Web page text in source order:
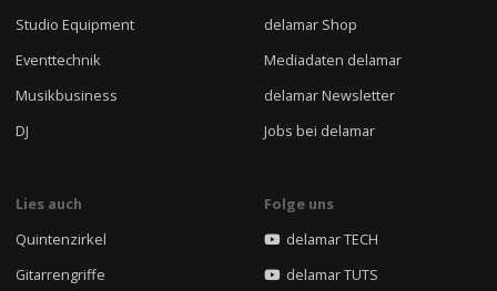
Studio Equipment
Eventtechnik
Musikbusiness
DJ
delamar Shop
Mediadaten delamar
delamar Newsletter
Jobs bei delamar
Lies auch
Quintenzirkel
Gitarrengriffe
Folge uns
delamar TECH
delamar TUTS